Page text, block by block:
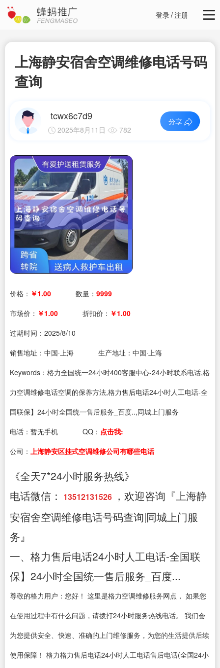
登录/注册
上海静安宿舍空调维修电话号码
查询
tcwx6c7d9
2025年8月11日 782
分享
价格： ￥1.00 数量： 9999
市场价： ￥1.00 折扣价： ￥1.00
过期时间： 2025/8/10
销售地址：中国·上海
生产地址：中国·上海
Keywords：格力全国统一24小时400客服中心-24小时联系电话,格
力空调维修电话空调的保养方法,格力售后电话24小时人工电话-全
国联保】24小时全国统一售后服务_百度..,同城上门服务
电话： 暂无手机 QQ： 点击我:
公司： 上海静安区挂式空调维修公司有哪些电话
《全天7*24小时服务热线》
电话微信：
13512131526 ，欢迎咨询『上海静
安宿舍空调维修电话号码查询|同城上门服
务』
一、格力售后电话24小时人工电话-全国联
保】24小时全国统一售后服务_百度...
尊敬的格力用户：您好！ 这里是格力空调维修服务网点， 如果您
在使用过程中有什么问题，请拨打24小时服务热线电话。 我们会
为您提供安全、快速、准确的上门维修服务，为您的生活提供后续
使用保障！ 格力格力售后电话24小时人工电话售后电话(全国24小